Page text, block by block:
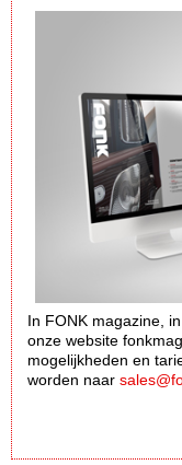
In FONK magazine,
onze website
mogelijkheden en
worden naar